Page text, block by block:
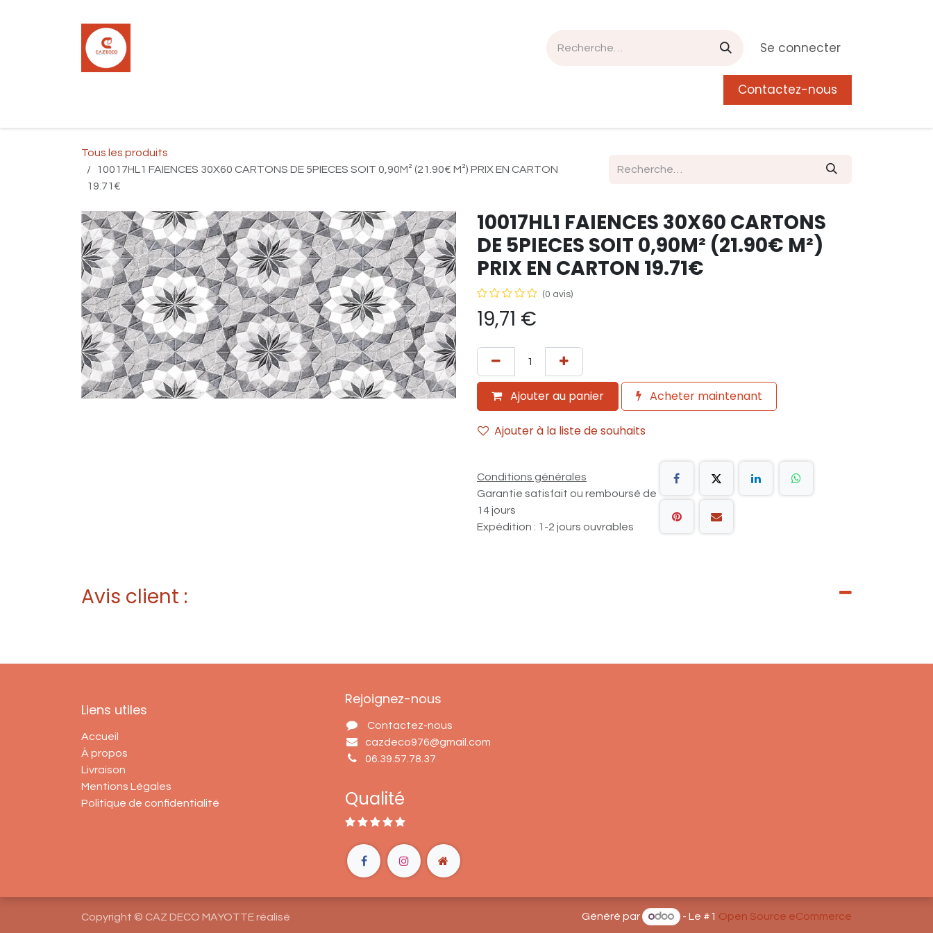
Se connecter
Postes
0
Contactez-nous
Tous les produits
10017HL1 FAIENCES 30X60 CARTONS DE 5PIECES SOIT 0,90M² (21.90€ M²) PRIX EN CARTON
19.71€
10017HL1 FAIENCES 30X60 CARTONS
DE 5PIECES SOIT 0,90M² (21.90€ M²)
PRIX EN CARTON 19.71€
(0 avis)
19,71 €
Ajouter au panier Acheter maintenant
Ajouter à la liste de souhaits
Conditions générales
Garantie satisfait ou remboursé de
14 jours
Expédition : 1-2 jours ouvrables
Avis client :
Liens utiles
Accueil
À propos
Livraison
Mentions Légales
Politique de confidentialité
Rejoignez-nous
Contactez-nous
cazdeco976@gmail.com
06.39.57.78.37
Qualité
Copyright © CAZ DECO MAYOTTE réalisé Généré par - Le #1 Open Source eCommerce